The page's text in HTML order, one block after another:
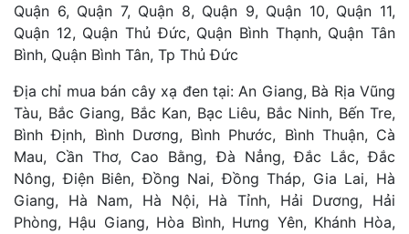
Quận 6, Quận 7, Quận 8, Quận 9, Quận 10, Quận 11,
Quận 12, Quận Thủ Đức, Quận Bình Thạnh, Quận Tân
Bình, Quận Bình Tân, Tp Thủ Đức
Địa chỉ mua bán cây xạ đen tại: An Giang, Bà Rịa Vũng
Tàu, Bắc Giang, Bắc Kan, Bạc Liêu, Bắc Ninh, Bến Tre,
Bình Định, Bình Dương, Bình Phước, Bình Thuận, Cà
Mau, Cần Thơ, Cao Bằng, Đà Nẳng, Đắc Lắc, Đắc
Nông, Điện Biên, Đồng Nai, Đồng Tháp, Gia Lai, Hà
Giang, Hà Nam, Hà Nội, Hà Tỉnh, Hải Dương, Hải
Phòng, Hậu Giang, Hòa Bình, Hưng Yên, Khánh Hòa,